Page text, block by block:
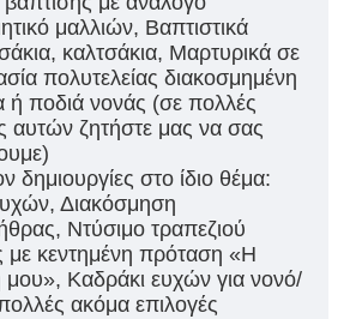
μαλλιών, Βαπτιστικά
καλτσάκια, Μαρτυρικά σε
πολυτελείας διακοσμημένη
ή ποδιά νονάς (σε πολλές
αυτών ζητήστε μας να σας
δημιουργίες στο ίδιο θέμα:
Διακόσμηση
Ντύσιμο τραπεζιού
με κεντημένη πρόταση «Η
μου», Καδράκι ευχών για νονό/
ακόμα επιλογές